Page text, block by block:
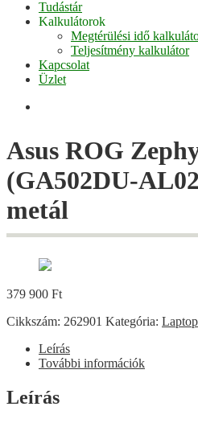
Tudástár
Kalkulátorok
Megtérülési idő
Teljesítmény kalkulátor
Kapcsolat
Üzlet
Asus ROG
(GA502DU-
metál
379 900 Ft
Cikkszám: 262901 Kategória: Laptop
Leírás
További információk
Leírás